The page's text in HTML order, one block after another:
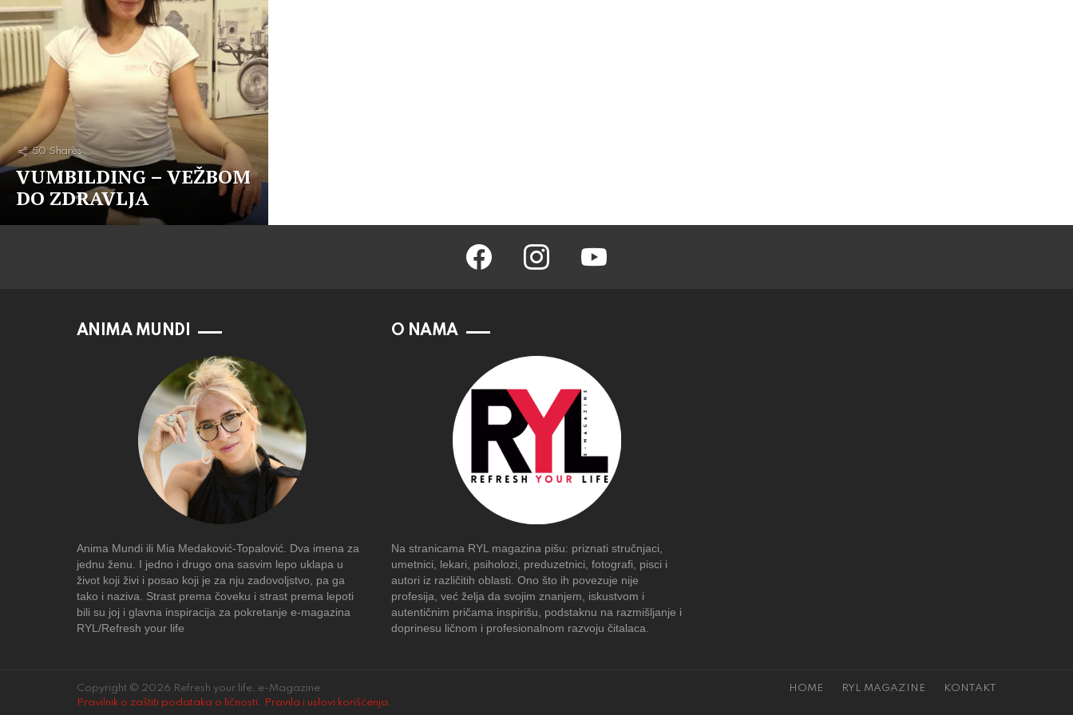
50 Shares
VUMBILDING – VEŽBOM
DO ZDRAVLJA
facebook instagram youtube
ANIMA MUNDI
Anima Mundi ili Mia Medaković-Topalović. Dva imena za
jednu ženu. I jedno i drugo ona sasvim lepo uklapa u
život koji živi i posao koji je za nju zadovoljstvo, pa ga
tako i naziva. Strast prema čoveku i strast prema lepoti
bili su joj i glavna inspiracija za pokretanje e-magazina
RYL/Refresh your life
O NAMA
Na stranicama RYL magazina pišu: priznati stručnjaci,
umetnici, lekari, psiholozi, preduzetnici, fotografi, pisci i
autori iz različitih oblasti. Ono što ih povezuje nije
profesija, već želja da svojim znanjem, iskustvom i
autentičnim pričama inspirišu, podstaknu na razmišljanje i
doprinesu ličnom i profesionalnom razvoju čitalaca.
Copyright © 2026 Refresh your life, e-Magazine.
Pravilnik o zaštiti podataka o ličnosti . Pravila i uslovi korišćenja .
HOME RYL MAGAZINE KONTAKT